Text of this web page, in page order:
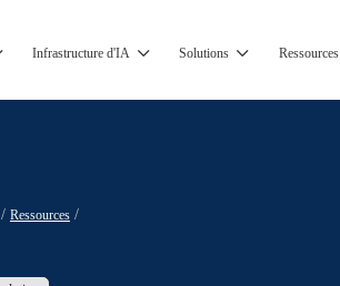
Infrastructure d'IA Solutions Ressources
Ressources